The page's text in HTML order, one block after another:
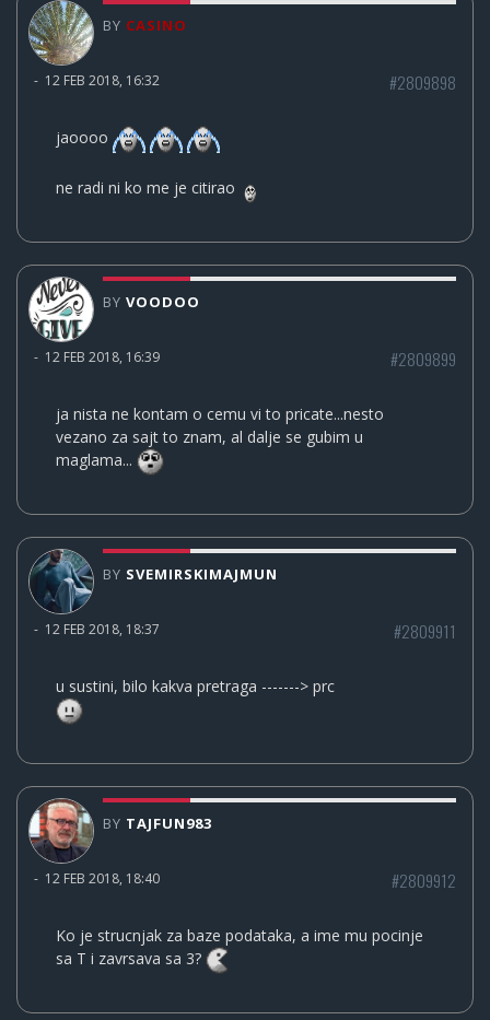
BY CASINO
- 12 FEB 2018, 16:32 #2809898
jaoooo
ne radi ni ko me je citirao
BY VOODOO
- 12 FEB 2018, 16:39 #2809899
ja nista ne kontam o cemu vi to pricate...nesto
vezano za sajt to znam, al dalje se gubim u
maglama...
BY SVEMIRSKIMAJMUN
- 12 FEB 2018, 18:37 #2809911
u sustini, bilo kakva pretraga -------> prc
BY TAJFUN983
- 12 FEB 2018, 18:40 #2809912
Ko je strucnjak za baze podataka, a ime mu pocinje
sa T i zavrsava sa 3?